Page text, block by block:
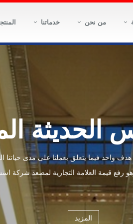
من نحن خدماتنا
هدف واحد فيما يتعلق بعملنا على مدى حياتنا
رفع قيمة العلامة التجارية لمصعد شركة
المزيد